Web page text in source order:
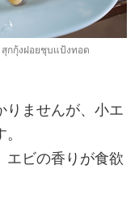
สุกกุ้งฝอยชุบแป้งทอด
りませんが、小エ
エビの香りが食欲